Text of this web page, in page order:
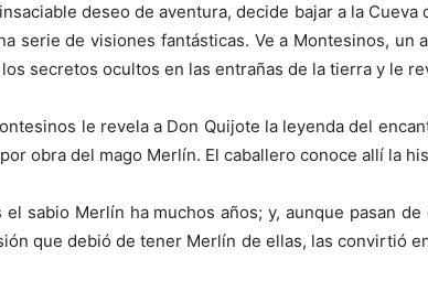
deseo de aventura, decide bajar a la
serie de visiones fantásticas. Ve a Montesinos,
secretos ocultos en las entrañas de la tierra y le
le revela a Don Quijote la leyenda del
obra del mago Merlín. El caballero conoce allí la
el sabio Merlín ha muchos años; y, aunque pasan
que debió de tener Merlín de ellas, las convirtió